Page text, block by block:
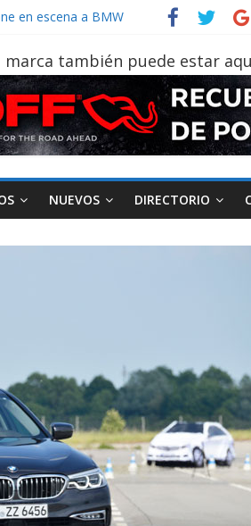
a la hora de decidir
varios días sin usar?
provincias en 8 días
las rutas de La Vuelta
marca también puede estar
NUEVOS DIRECTORIO
Movilidad
Campaña busca cambiar
destino de los
en la región